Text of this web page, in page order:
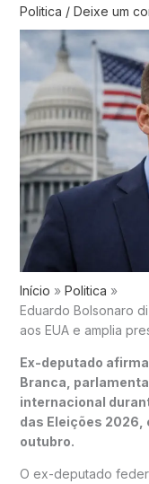
Politica / Deixe um
Início
Politica
Eduardo Bolsonaro
aos EUA e amplia
Ex-deputado
Branca,
internacional
das Eleições 2026,
outubro.
O ex-deputado